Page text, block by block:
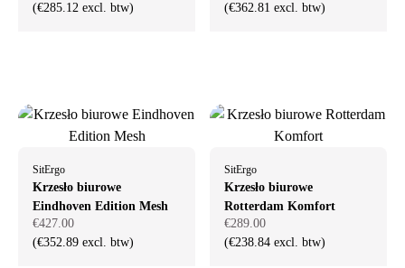
(€285.12 excl. btw)
(€362.81 excl. btw)
SitErgo
Krzesło biurowe
Eindhoven Edition Mesh
€427.00
(€352.89 excl. btw)
SitErgo
Krzesło biurowe
Rotterdam Komfort
€289.00
(€238.84 excl. btw)